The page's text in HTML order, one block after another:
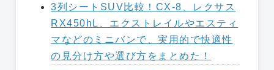
3列シートSUV比較！CX-8、レクサス
RX450hL、エクストレイルやエスティ
マなどのミニバンで、実用的で快適性
の見分け方や選び方をまとめた！